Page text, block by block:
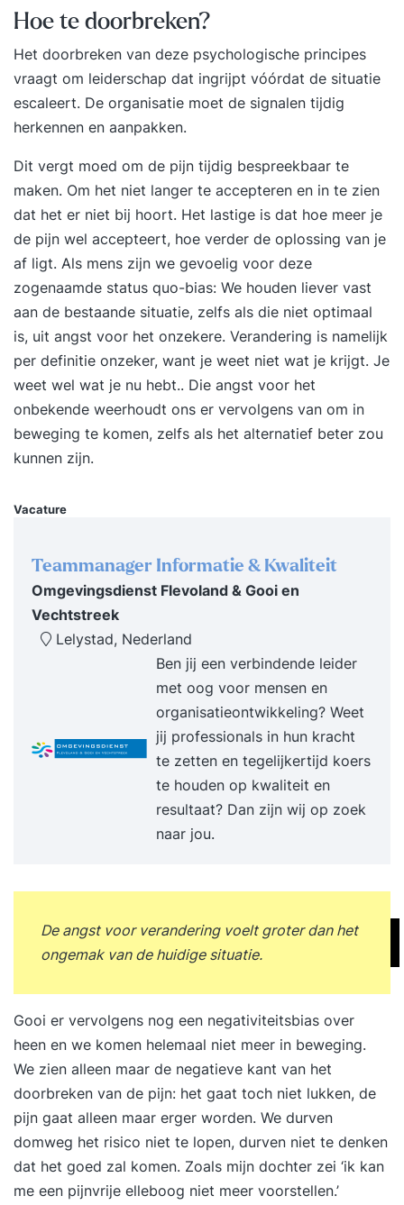
intakegesprek vragen we naar de specifieke
vragen die jij hebt. Deze nemen we mee in het
programma. De training is praktisch ingesteld. Je
krijgt tools en handvatten die helpen in situaties
waar je tegenaan loopt. We delen de training het
liefst op in kortere sessies. Zo heb je tussendoor
tijd om te oefenen en aan de slag te gaan met de
geleerde stof. Daarbij heb je nog een telefonisch
contactmoment met de trainer waarin je kan
bespreken hoe het gaat. Zo bouwen we stukje
voor stukje, in plaats van dat we je in 1x
overspoelen met alle nieuwe informatie. Daarbij
krijg je van ons een hand-out waarin je de inhoud
van de training nog eens kan doorlezen en je
eigen persoonlijke plan van aanpak waarin jouw
leerdoelen en de weg daarnaartoe beschreven
staat. Tevens staan we na de training altijd voor
je klaar met onze support. Benieuwd geworden?
Vraag dan nu de gratis brochure aan en laat je e-
mailadres en/of telefoonnummer achter. Dan
een voorstel op maat. Voor wie? Professionals,
leidinggevenden en iedereen die persoonlijk
leiderschap wil bezitten. Resultaat Na de training
beschik je over tools en handvatten om op een
zelfverzekerde en effectieve manier persoonlijk
leiderschap op je eigen leven toe te passen.
Werkwijze van Supertrainer Intakegesprek
(vrijblijvend)Jij krijgt de beste training als die is
afgestemd op jouw behoeften. Daarom brengen
we samen jouw situatie in kaart. Dat kan
telefonisch en duurt maximaal 30 minuten.
Tegelijkertijd kan jij ook alles aan ons vragen om
brochure. Daarin kan je het inhoudelijk
programma vinden samen met informatie over
locatie of bij ons, wat jij het prettigst vindt. Van
het drielandenpunt tot Terschelling. SupportNa
de training blijft Supertrainer voor je klaarstaan.
Je krijgt een hand-out en persoonlijk actieplan.
Daarnaast mag je gebruik blijven maken van ons,
we beantwoorden elke vraag voor je en je mag
ons altijd bellen. Ook bellen wij jou zo nu en dan
Hoe te doorbreken?
Het doorbreken van deze psychologische principes
vraagt om leiderschap dat ingrijpt vóórdat de situatie
escaleert. De organisatie moet de signalen tijdig
herkennen en aanpakken.
Dit vergt moed om de pijn tijdig bespreekbaar te
maken. Om het niet langer te accepteren en in te zien
dat het er niet bij hoort. Het lastige is dat hoe meer je
de pijn wel accepteert, hoe verder de oplossing van je
af ligt. Als mens zijn we gevoelig voor deze
zogenaamde status quo-bias: We houden liever vast
aan de bestaande situatie, zelfs als die niet optimaal
is, uit angst voor het onzekere. Verandering is namelijk
per definitie onzeker, want je weet niet wat je krijgt. Je
weet wel wat je nu hebt.. Die angst voor het
onbekende weerhoudt ons er vervolgens van om in
beweging te komen, zelfs als het alternatief beter zou
kunnen zijn.
Vacature
Teammanager Informatie & Kwaliteit
Omgevingsdienst Flevoland & Gooi en
Vechtstreek
Lelystad, Nederland
Ben jij een verbindende leider
met oog voor mensen en
organisatieontwikkeling? Weet
jij professionals in hun kracht
te zetten en tegelijkertijd koers
te houden op kwaliteit en
resultaat? Dan zijn wij op zoek
naar jou.
De angst voor verandering voelt groter dan het
ongemak van de huidige situatie.
Gooi er vervolgens nog een negativiteitsbias over
heen en we komen helemaal niet meer in beweging.
We zien alleen maar de negatieve kant van het
doorbreken van de pijn: het gaat toch niet lukken, de
pijn gaat alleen maar erger worden. We durven
domweg het risico niet te lopen, durven niet te denken
dat het goed zal komen. Zoals mijn dochter zei ‘ik kan
me een pijnvrije elleboog niet meer voorstellen.’